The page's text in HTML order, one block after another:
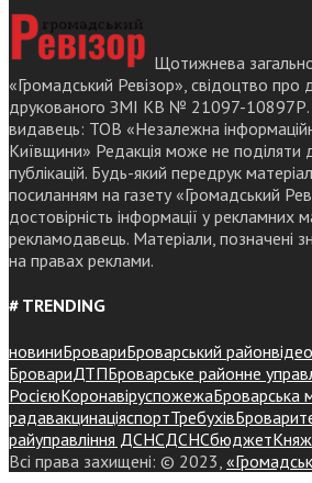
Щотижнева
«Громадський Ревізор», свідоцтво про
друкованого ЗМІ КВ № 21097-10897Р.
видавець: ТОВ «Незалежна
Київщини» Редакція може не поділяти
публікацій. Будь-який передрук
посиланням на газету «Громадський
достовірність інформації у рекламних
рекламодавець. Матеріали, позначені
на правах реклами.
# TRENDING
новиниБровариБроварський районвідео
БровариДТПБроварське районне
РосієюКоронавіруспожежаБроварська
радавакцинаціяспортТребухів
райуправління ДСНСДСНСбюджет
Всі права захищені: © 2023,